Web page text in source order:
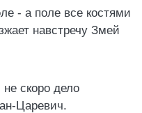
- а поле все костями
навстречу Змей
не скоро дело
Царевич.